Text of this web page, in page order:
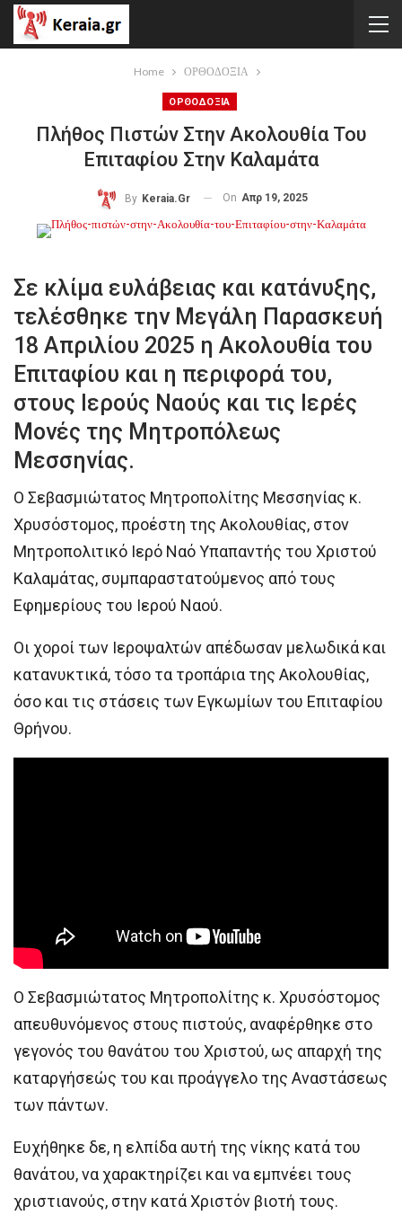
Home ΟΡΘΟΔΟΞΙΑ
ΟΡΘΟΔΟΞΙΑ
Πλήθος Πιστών Στην Ακολουθία Του
Επιταφίου Στην Καλαμάτα
By Keraia.gr On Απρ 19, 2025
Σε κλίμα ευλάβειας και κατάνυξης,
τελέσθηκε την Μεγάλη Παρασκευή
18 Απριλίου 2025 η Ακολουθία του
Επιταφίου και η περιφορά του,
στους Ιερούς Ναούς και τις Ιερές
Μονές της Μητροπόλεως
Μεσσηνίας.
Ο Σεβασμιώτατος Μητροπολίτης Μεσσηνίας κ.
Χρυσόστομος, προέστη της Ακολουθίας, στον
Μητροπολιτικό Ιερό Ναό Υπαπαντής του Χριστού
Καλαμάτας, συμπαραστατούμενος από τους
Εφημερίους του Ιερού Ναού.
Οι χοροί των Ιεροψαλτών απέδωσαν μελωδικά και
κατανυκτικά, τόσο τα τροπάρια της Ακολουθίας,
όσο και τις στάσεις των Εγκωμίων του Επιταφίου
Θρήνου.
Ο Σεβασμιώτατος Μητροπολίτης κ. Χρυσόστομος
απευθυνόμενος στους πιστούς, αναφέρθηκε στο
γεγονός του θανάτου του Χριστού, ως απαρχή της
καταργήσεώς του και προάγγελο της Αναστάσεως
των πάντων.
Ευχήθηκε δε, η ελπίδα αυτή της νίκης κατά του
θανάτου, να χαρακτηρίζει και να εμπνέει τους
χριστιανούς, στην κατά Χριστόν βιοτή τους.